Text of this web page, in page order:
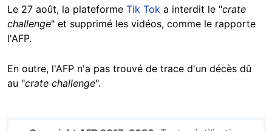
Le 27 août, la plateforme Tik Tok a interdit le "crate
challenge" et supprimé les vidéos, comme le rapporte
l'AFP.
En outre, l'AFP n'a pas trouvé de trace d'un décès dû
au "crate challenge".